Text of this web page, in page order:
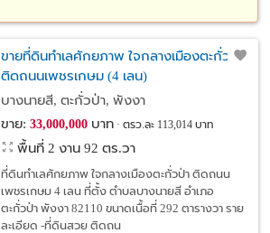
ขายที่ดินทำเลศักยภาพ ใจกลางเมืองตะกั่วป่า
ติดถนนเพชรเกษม (4 เลน)
บางนายสี, ตะกั่วป่า, พังงา
ขาย: 33,000,000บาท ตรว.ละ 113,014 บาท
พื้นที่ 2 งาน 92 ตร.วา
ที่ดินทำเลศักยภาพ ใจกลางเมืองตะกั่วป่า ติดถนน
เพชรเกษม 4 เลน ที่ตั้ง ตำบลบางนายสี อำเภอ
ตะกั่วป่า พังงา 82110 ขนาดเนื้อที่ 292 ตารางวา ราย
ละเอียด -ที่ดินสวย ติดถน